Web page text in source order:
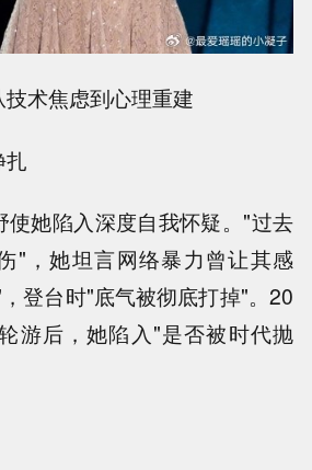
术焦虑到心理重建
扎
使她陷入深度自我怀疑。"过去
"，她坦言网络暴力曾让其感
登台时"底气被彻底打掉"。20
游后，她陷入"是否被时代抛